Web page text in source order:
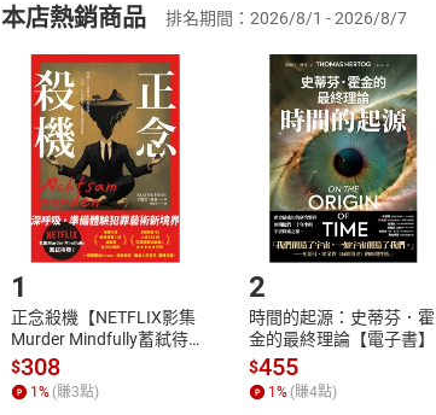
(二)消費者訂購本店鋪之商品即代表知悉
且已下載/存取電子書，不得請求退貨退款。
退貨方式：您欲取消訂單或辦理退貨時，請
貨」，本店鋪將依您的申請進行審核，待審核
請注意，樂天市場須以整筆訂單為單位進行
挑選商品
Choose
放入購物車
Shopping cart
購書後，如何開始使用？
Step1.選擇閱讀載具
本店熱銷商品 排名期間：2026/8/1 - 2026/8/7
1
正念殺機【NETFLIX影集
Murder Mindfully蓄弒待
發】【電子書】
$308
1 % (賺3點)
2
時間的起源：史蒂芬．霍
金的最終理論【電子書】
$455
1 % (賺4點)